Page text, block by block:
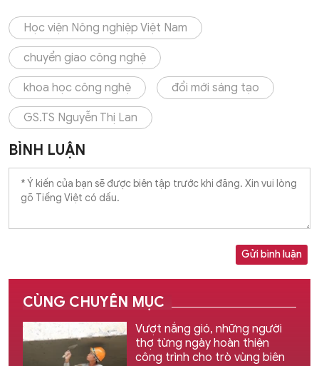
Học viện Nông nghiệp Việt Nam
chuyển giao công nghệ
khoa học công nghệ đổi mới sáng tạo
GS.TS Nguyễn Thị Lan
BÌNH LUẬN
Gửi bình luận
CÙNG CHUYÊN MỤC
Vượt nắng gió, những người
thợ từng ngày hoàn thiện
công trình cho trò vùng biên